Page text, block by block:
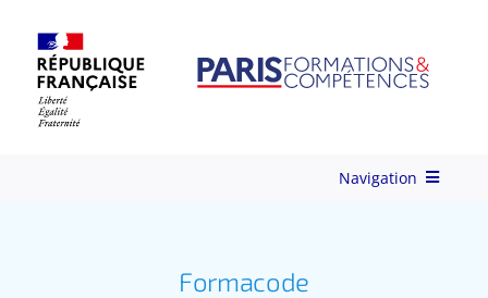
content
Navigation
Formacode